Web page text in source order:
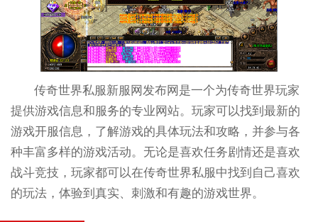
传奇世界私服新服网发布网是一个为传奇世界玩家
提供游戏信息和服务的专业网站。玩家可以找到最新的
游戏开服信息，了解游戏的具体玩法和攻略，并参与各
种丰富多样的游戏活动。无论是喜欢任务剧情还是喜欢
战斗竞技，玩家都可以在传奇世界私服中找到自己喜欢
的玩法，体验到真实、刺激和有趣的游戏世界。